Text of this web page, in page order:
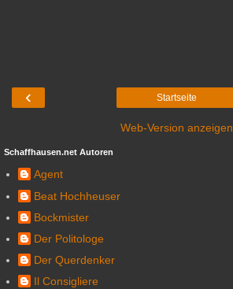
‹ Startseite
Web-Version anzeigen
Schaffhausen.net Autoren
Agent
Beat Hochheuser
Bockmister
Der Politologe
Der Querdenker
Il Consigliere